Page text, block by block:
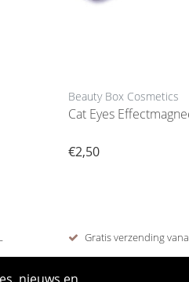
Beauty Box Cosmetics
Cat Eyes
€2,50
Gratis verzending